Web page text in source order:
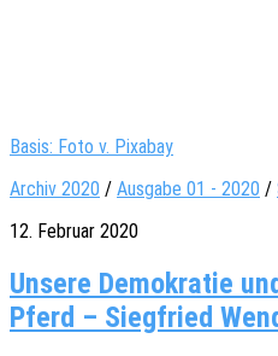
Basis: Foto v. Pixabay
Archiv 2020 / Ausgabe 01 - 2020 /
12. Februar 2020
Unsere Demokratie
Pferd – Siegfried